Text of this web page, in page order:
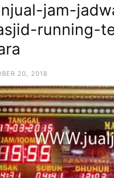
jam-
running-
20, 2018